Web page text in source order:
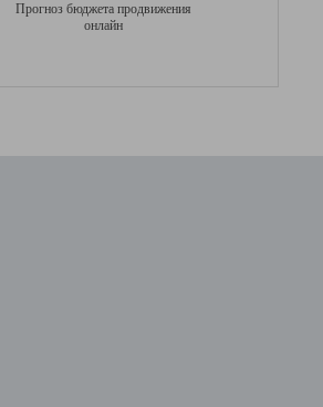
Прогноз бюджета продвижения
онлайн